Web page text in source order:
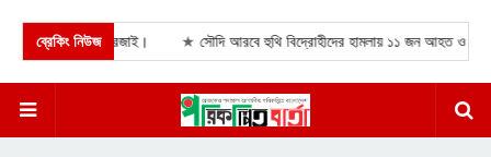
ব্রেকিং নিউজ
দিলেন মহসিন রেজাই। সৌদি আরবে হুথি বিদ্রোহীদের হামলায় ১১ জন আহত ও বড় ধরনের